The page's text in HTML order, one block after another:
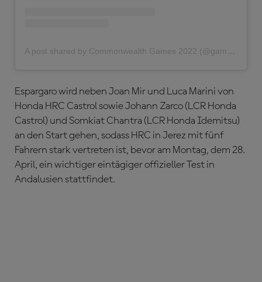
A post shared by Commonwealth Games 2022 (@gamescommonwealth)
Espargaro wird neben Joan Mir und Luca Marini von
Honda HRC Castrol sowie Johann Zarco (LCR Honda
Castrol) und Somkiat Chantra (LCR Honda Idemitsu)
an den Start gehen, sodass HRC in Jerez mit fünf
Fahrern stark vertreten ist, bevor am Montag, dem 28.
April, ein wichtiger eintägiger offizieller Test in
Andalusien stattfindet.